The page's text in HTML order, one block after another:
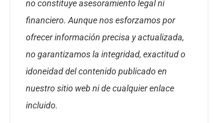
no constituye asesoramiento legal ni
financiero. Aunque nos esforzamos por
ofrecer información precisa y actualizada,
no garantizamos la integridad, exactitud o
idoneidad del contenido publicado en
nuestro sitio web ni de cualquier enlace
incluido.